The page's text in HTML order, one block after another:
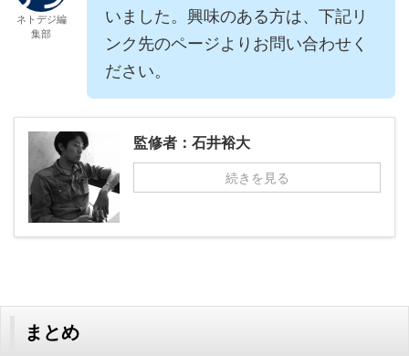
ネトデジ編
集部
いました。興味のある方は、下記リ
ンク先のページよりお問い合わせく
ださい。
監修者：石井裕大
続きを見る
まとめ